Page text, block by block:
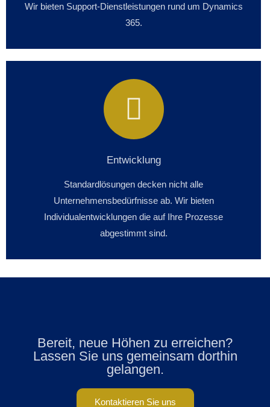
Wir bieten Support-Dienstleistungen rund um Dynamics
365.
Entwicklung
Standardlösungen decken nicht alle
Unternehmensbedürfnisse ab. Wir bieten
Individualentwicklungen die auf Ihre Prozesse
abgestimmt sind.
Bereit, neue Höhen zu erreichen?
Lassen Sie uns gemeinsam dorthin
gelangen.
Kontaktieren Sie uns